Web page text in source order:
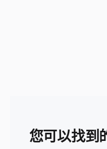
您可以找到